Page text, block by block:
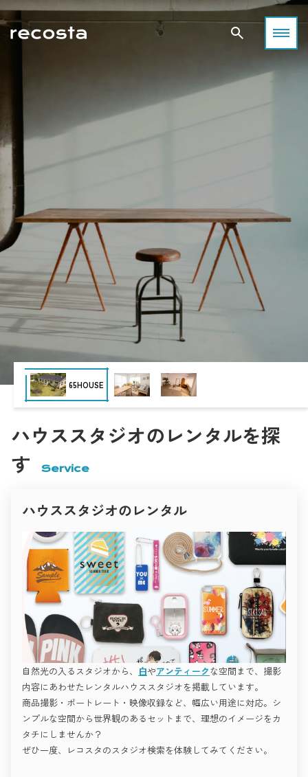
空間が感性を刺激する──撮影が生まれる場所について考える
撮影空間の「これまで」
「空間が感性を刺激する」──
その考え方から始まる表現の可能性。
表現を生み出すための重要な要素として発展してきました。
自然光の入り方、家具の配置、壁や床の質感、光と影のバラン
そのすべてが作品の印象を左右し、創造力を刺激します。
住宅風のリビング、モダンなオフィス、アンティーク調の洋
そして静かな古民家──それぞれの空間が持つ世界観が、
クリエイターの表現を支え、作品に深みを与えてきました。
撮影者、被写体、そしてその場を共有するすべての人が、
空間を通じて感情を交わすこと。
それこそが、撮影空間の魅力であり、表現の原点です。
撮影空間の「いま」
表現者と空間が出会う。
クリエイティブのための場所づくり。
あらゆるジャンルのクリエイティブシーンを支えています。
商業撮影では、商品の魅力を最大限に引き出すために、
シンプルで明るいハウススタジオや、
ブランドの世界観に合わせたコンセプト空間が選ばれます。
映像制作の現場では、映画・ドラマ・MV・広告など、
ロケーションが持つリアルな質感が映像表現を支えています。
雑誌やファッション撮影では、
シーズンやテーマごとに異なる空間が選ばれます。
光と影のコントラスト、家具や色彩の統一感が
ビジュアル全体の印象を決定づけます。
一方で、個人クリエイターやアーティストによる撮影も増加。
ポートレートやアート作品の制作、SNS・YouTube・オンライ
ン配信など、
小規模ながらも表現性の高い撮影が求められるようになってい
ます。
このように、撮影空間は「作品づくりのパートナー」として、
クリエイターの発想や想いを形にする舞台となっています。
撮影空間の「これから」
撮影を、もっと自由に。
感性を解き放つ場所へ。
今後、撮影空間はさらに多様化し、
使う人の感性や目的に合わせて自由に選べる時代へと進化して
いきます。
スチール撮影・映像制作・広告・インタビュー・オンライン配
信など、
用途の垣根はますます曖昧になり、
一つの空間がさまざまなジャンルの創作を支えるようになるで
しょう。
目黒で出会う、感性を刺激する撮影空間
光・静寂・素材が語り合う街、目黒。
都会の余白が、あなたの表現をやさしく包み込みます。
東京・目黒区は、洗練と温もりが共存する“感性の街”。
高感度なショップやギャラリー、カフェが立ち並びながらも、
そんなコントラストこそが、この街が多くのフォトグラファー
や映像クリエイターに愛される理由です。
目黒エリアには、自然光・空間デザイン・素材感のバランスに
優れた撮影スタジオが数多く存在します。
ファッション、アート、ライフスタイル、ムービー、SNSコン
テンツ――
それぞれの作品テーマに応じた最適な“光”と“空気感”が揃って
います。
本記事では、Recosta Studio掲載スタジオの中から、
特に感性を刺激し、創作意欲をかき立てる４つの撮影空間を厳
選。
「光・質感・余白」という３つのキーワードで、
目黒という街の魅力とともにご紹介します。
ライフスタイル撮影におすすめ
日常の中にある“美しい瞬間”を丁寧に切り取りたい。
そんな想いに応えるのが、自然光と温もりある質感を大切にし
たハウススタジオ。
被写体の呼吸が感じられる、ナチュラルテイストの空間をご紹
介します。
目黒ハウススタジオ Momobana
目黒川沿いの閑静な住宅街に佇む「Momobana」は、
“暮らしのリアリティ”を大切にしたハウススタジオです。
白壁と木の温もりが心地よく調和し、柔らかな自然光が空間全
体を包み込みます。
無垢材の床、観葉植物、アースカラーのファブリック――
どこを切り取っても人の生活を感じさせるナチュラルな世界
インタビュー・雑誌・ブランドムービーなど、
“人の温度”を伝えたい撮影にぴったりです。
キッチンでの料理シーン、ダイニングでの自然な会話、
午後の光に照らされたリビングカットなど、
時間の経過までも美しく描けるスタジオ。
一瞬の光を大切にするフォトグラファーに、愛される理由がこ
こにあります。
ファッション・広告撮影におすすめ
クリーンでありながら、確かな個性を持つスタジオ。
光のコントロール、構図の自由度、そしてデザイン性――
Studio 4696（シロクロ）中目黒店
白と黒、光と影。
その対比を徹底的に研ぎ澄ました空間が「Studio 4696（シロク
ロ）」。
名前のとおり、モノトーンを極めた構成が被写体の輪郭と存在
感を際立たせます。
壁・床・天井の質感やトーンが緻密に設計されており、
自然光と人工光のどちらにも対応可能。
ファッションルック、コスメ広告、アーティストビジュアルな
“世界観で勝負する撮影”に最適です。
シンプルながら完成度が高く、
どんな被写体も際立たせる懐の深さが魅力。
モードな撮影を追求するプロフェッショナルのための空間で
アート・作品撮りにおすすめ
“空気ごと作品にしたい”。
そんな想いを持つアーティストやフォトグラファーに向けたス
タジオ。
素材、光、温度の調和が、感情の深層まで写し出します。
Studio RAWR
光・緑・デザインが共鳴する街、世田谷。
あなたの作品に“ちょうどいい空間”がきっと見つかります。
都心の喧騒から少し離れた世田谷エリアは、
自然光と緑に恵まれた撮影スポットが豊富なロケーション。
ファッション、ライフスタイル、アート、ムービー、SNS撮影
あらゆるクリエイティブにフィットするハウススタジオが点在
この記事では、「どんな作品を撮りたいか」に合わせて
世田谷エリアのおすすめスタジオをカテゴリー別にご紹介。
光・デザイン・空間構成──それぞれの個性を感じながら、
あなたのイメージを最も引き出せる場所を見つけてください。
自然な暮らしのシーンや温かみのある光を求めるなら、
ナチュラルテイストのハウススタジオがおすすめです。
SANCHA HOUSE
三宿住宅
Nスタジオ
Inspiration studio
PYG
世田谷Atelier セタガヤアトリエ
世田谷ガーデン倶楽部
下北沢 スタジオレナード
目黒ハウススタジオ momobana
ハウススタジオのレンタルを探
す
Service
ハウススタジオのレンタル
自然光の入るスタジオから、 白やアンティークな空間まで、撮影
内容にあわせたレンタルハウススタジオを掲載しています。
商品撮影・ポートレート・映像収録など、幅広い用途に対応。シ
ンプルな空間から世界観のあるセットまで、理想のイメージをカ
タチにしませんか？
ぜひ一度、レコスタのスタジオ検索を体験してみてください。